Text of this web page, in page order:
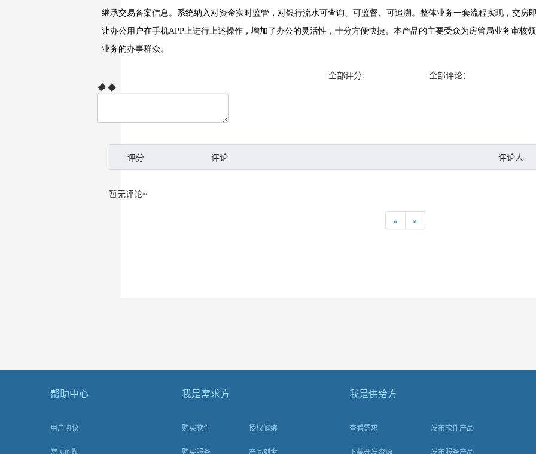
全部评分:
全部评论：
◆ ◆
评分 评论 评论人
暂无评论~
« »
帮助中心
用户协议
常见问题
我是需求方
购买软件
购买服务
授权解绑
产品刻盘
我是供给方
查看需求
下载开发资源
发布软件产品
发布服务产品